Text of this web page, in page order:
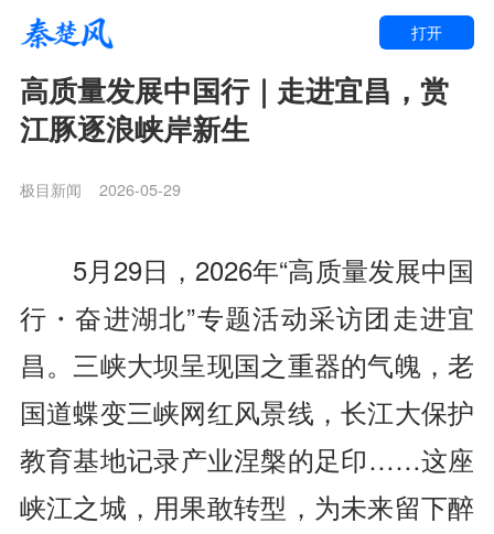
打开
高质量发展中国行｜走进宜昌，赏
江豚逐浪峡岸新生
极目新闻 2026-05-29
5月29日，2026年“高质量发展中国
行・奋进湖北”专题活动采访团走进宜
昌。三峡大坝呈现国之重器的气魄，老
国道蝶变三峡网红风景线，长江大保护
教育基地记录产业涅槃的足印……这座
峡江之城，用果敢转型，为未来留下醉